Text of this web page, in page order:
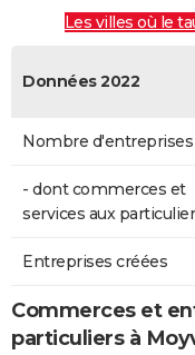
Les villes où le
Données 2022
Nombre d'entreprises
- dont commerces et
services aux
Entreprises créées
Commerces et
particuliers à